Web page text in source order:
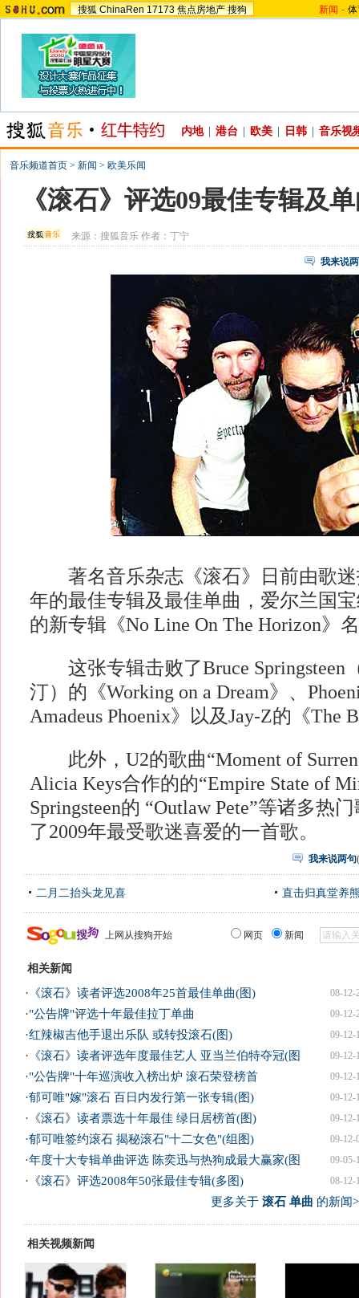
搜狐 ChinaRen 17173 焦点房地产 搜狗 新闻 -
内地 港台 欧美 日韩 音乐视
音乐频道首页 > 新闻 > 欧美乐闻
《滚石》评选09最佳专辑及
来源：搜狐音乐 作者：丁宁
我来说
著名音乐杂志《滚石》日前由歌迷
年的最佳专辑及最佳单曲，爱尔兰国
的新专辑《No Line On The Horizon》
这张专辑击败了Bruce Springsteen
汀）的《Working on a Dream》、
Amadeus Phoenix》以及Jay-Z的《The
此外，U2的歌曲“Moment of
Alicia Keys合作的的“Empire State of
Springsteen的 “Outlaw Pete”等诸多热
了2009年最受歌迷喜爱的一首歌。
我来说两句(
二月二抬头龙见喜 直击归真堂养
上网从搜狗开始 网页 新闻
相关新闻
08-12-
· 《滚石》读者评选2008年25首最佳单曲(图)
09-12-
·"公告牌"评选十年最佳拉丁单曲
09-12-
·红辣椒吉他手退出乐队 或转投滚石(图)
09-12-
· 《滚石》读者评选年度最佳艺人 亚当兰伯特夺冠(图
09-12-
·"公告牌"十年巡演收入榜出炉 滚石荣登榜首
09-12-
·郁可唯"嫁"滚石 百日内发行第一张专辑(图)
09-12-
· 《滚石》读者票选十年最佳 绿日居榜首(图)
09-12-
·郁可唯签约滚石 揭秘滚石"十二女色"(组图)
09-05-
·年度十大专辑单曲评选 陈奕迅与热狗成最大赢家(图
08-12-
· 《滚石》评选2008年50张最佳专辑(多图)
更多关于 滚石 单曲 的新闻
相关视频新闻